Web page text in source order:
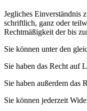
Jegliches Einverständnis
schriftlich, ganz oder
Rechtmäßigkeit der bis
Sie können unter den
Sie haben das Recht auf
Sie haben außerdem das
Sie können jederzeit